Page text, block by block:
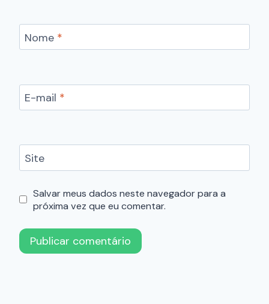
Nome *
E-mail *
Site
Salvar meus dados neste navegador para a
próxima vez que eu comentar.